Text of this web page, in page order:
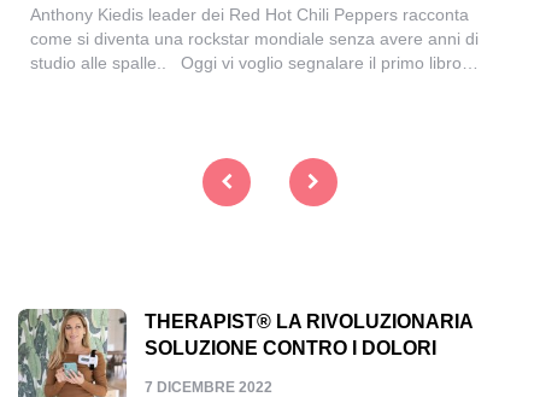
Anthony Kiedis leader dei Red Hot Chili Peppers racconta
come si diventa una rockstar mondiale senza avere anni di
studio alle spalle.. Oggi vi voglio segnalare il primo libro…
Navigazione
THERAPIST® LA RIVOLUZIONARIA
SOLUZIONE CONTRO I DOLORI
7 DICEMBRE 2022